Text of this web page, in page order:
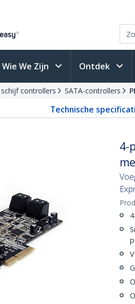
Wie We Zijn Ontdek
controllers SATA-controllers
Technische
4-